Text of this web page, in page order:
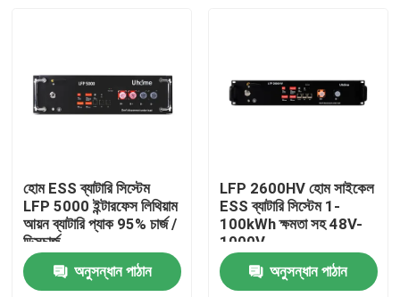
হোম ESS ব্যাটারি সিস্টেম
LFP 5000 ইন্টারফেস লিথিয়াম
আয়ন ব্যাটারি প্যাক 95% চার্জ /
ডিসচার্জ
অনুসন্ধান পাঠান
LFP 2600HV হোম সাইকেল
ESS ব্যাটারি সিস্টেম 1-
100kWh ক্ষমতা সহ 48V-
1000V
অনুসন্ধান পাঠান